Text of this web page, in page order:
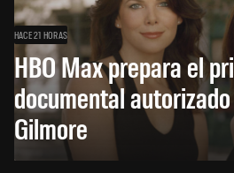
HACE 21 HORAS
HBO Max prepara el
documental
Gilmore